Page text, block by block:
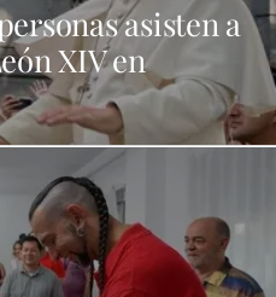
asisten a
XIV en